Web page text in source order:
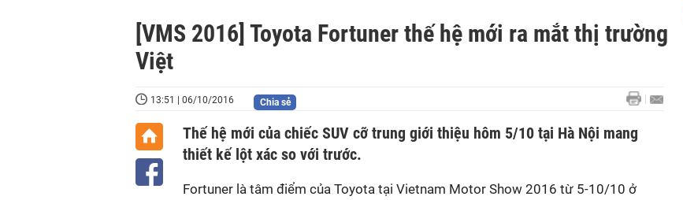
[VMS 2016] Toyota Fortuner thế hệ mới ra mắt thị trường
Việt
13:51 | 06/10/2016 Chia sẻ
Thế hệ mới của chiếc SUV cỡ trung giới thiệu hôm 5/10 tại Hà Nội mang
thiết kế lột xác so với trước.
Fortuner là tâm điểm của Toyota tại Vietnam Motor Show 2016 từ 5-10/10 ở